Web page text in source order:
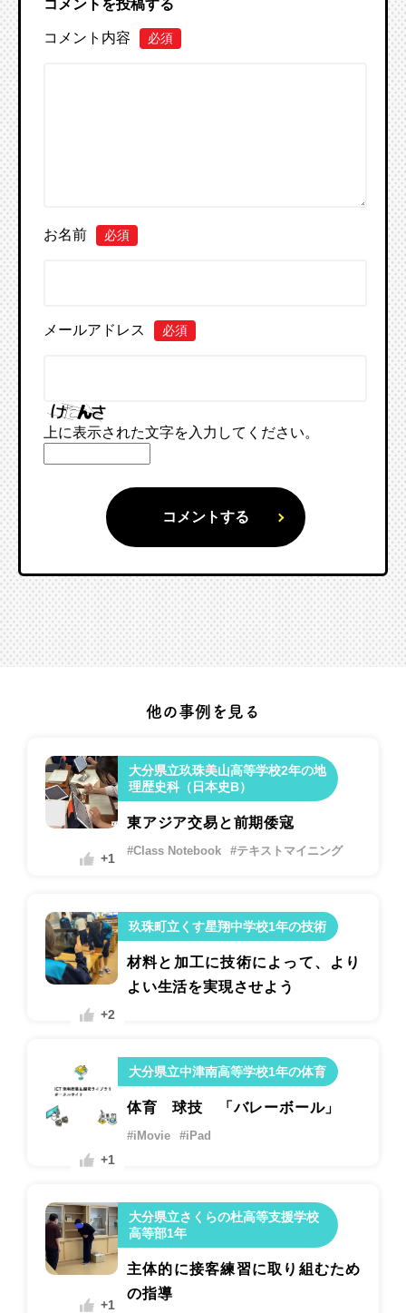
コメントを投稿する
コメント内容 必須
お名前 必須
メールアドレス 必須
上に表示された文字を入力してください。
他の事例を見る
大分県立玖珠美山高等学校2年の地
理歴史科（日本史B）
+1
東アジア交易と前期倭寇
#Class Notebook #テキストマイニング
玖珠町立くす星翔中学校1年の技術
+2
材料と加工に技術によって、より
よい生活を実現させよう
大分県立中津南高等学校1年の体育
+1
体育 球技 「バレーボール」
#iMovie #iPad
大分県立さくらの杜高等支援学校
高等部1年
+1
主体的に接客練習に取り組むため
の指導